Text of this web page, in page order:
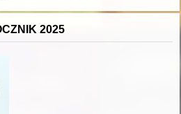
2025